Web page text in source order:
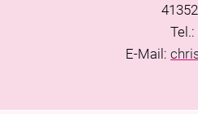
E-Mail: